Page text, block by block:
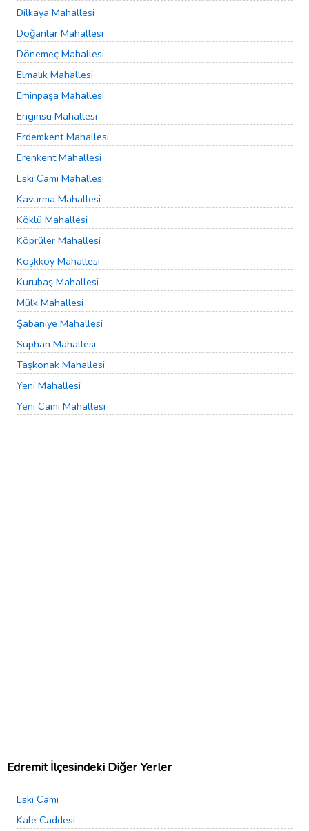
Dilkaya Mahallesi
Doğanlar Mahallesi
Dönemeç Mahallesi
Elmalık Mahallesi
Eminpaşa Mahallesi
Enginsu Mahallesi
Erdemkent Mahallesi
Erenkent Mahallesi
Eski Cami Mahallesi
Kavurma Mahallesi
Köklü Mahallesi
Köprüler Mahallesi
Köşkköy Mahallesi
Kurubaş Mahallesi
Mülk Mahallesi
Şabaniye Mahallesi
Süphan Mahallesi
Taşkonak Mahallesi
Yeni Mahallesi
Yeni Cami Mahallesi
Edremit İlçesindeki Diğer Yerler
Eski Cami
Kale Caddesi